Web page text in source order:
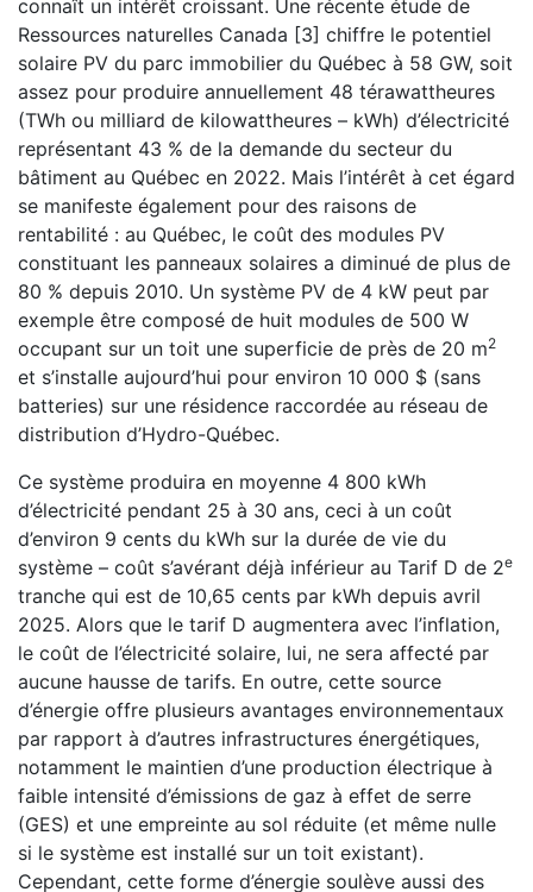
connaît un intérêt croissant. Une récente étude de
Ressources naturelles Canada [3] chiffre le potentiel
solaire PV du parc immobilier du Québec à 58 GW, soit
assez pour produire annuellement 48 térawattheures
(TWh ou milliard de kilowattheures – kWh) d’électricité
représentant 43 % de la demande du secteur du
bâtiment au Québec en 2022. Mais l’intérêt à cet égard
se manifeste également pour des raisons de
rentabilité : au Québec, le coût des modules PV
constituant les panneaux solaires a diminué de plus de
80 % depuis 2010. Un système PV de 4 kW peut par
exemple être composé de huit modules de 500 W
occupant sur un toit une superficie de près de 20 m2
et s’installe aujourd’hui pour environ 10 000 $ (sans
batteries) sur une résidence raccordée au réseau de
distribution d’Hydro-Québec.
Ce système produira en moyenne 4 800 kWh
d’électricité pendant 25 à 30 ans, ceci à un coût
d’environ 9 cents du kWh sur la durée de vie du
système – coût s’avérant déjà inférieur au Tarif D de 2e
tranche qui est de 10,65 cents par kWh depuis avril
2025. Alors que le tarif D augmentera avec l’inflation,
le coût de l’électricité solaire, lui, ne sera affecté par
aucune hausse de tarifs. En outre, cette source
d’énergie offre plusieurs avantages environnementaux
par rapport à d’autres infrastructures énergétiques,
notamment le maintien d’une production électrique à
faible intensité d’émissions de gaz à effet de serre
(GES) et une empreinte au sol réduite (et même nulle
si le système est installé sur un toit existant).
Cependant, cette forme d’énergie soulève aussi des